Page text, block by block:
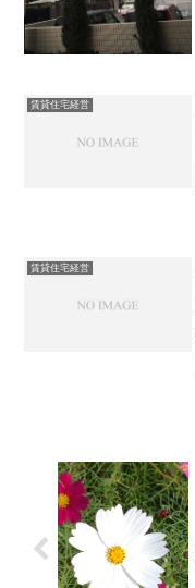
賃貸住宅経営
賃貸住宅経営